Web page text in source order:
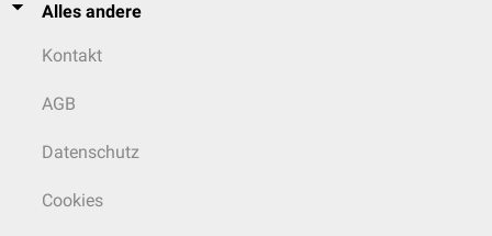
Alles andere
Kontakt
AGB
Datenschutz
Cookies